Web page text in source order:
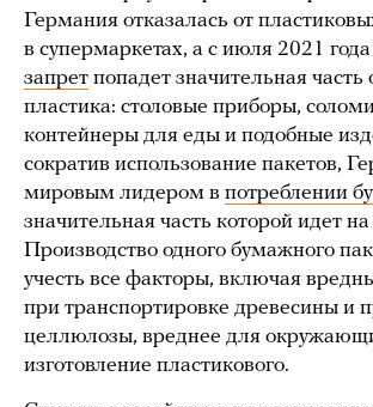
Германия отказалась от
в супермаркетах, а с июля 2021 года
запрет попадет значительная часть
пластика: столовые приборы,
контейнеры для еды и подобные
сократив использование пакетов,
мировым лидером в потреблении
значительная часть которой идет на
Производство одного бумажного
учесть все факторы, включая
при транспортировке древесины и
целлюлозы, вреднее для
изготовление пластикового.